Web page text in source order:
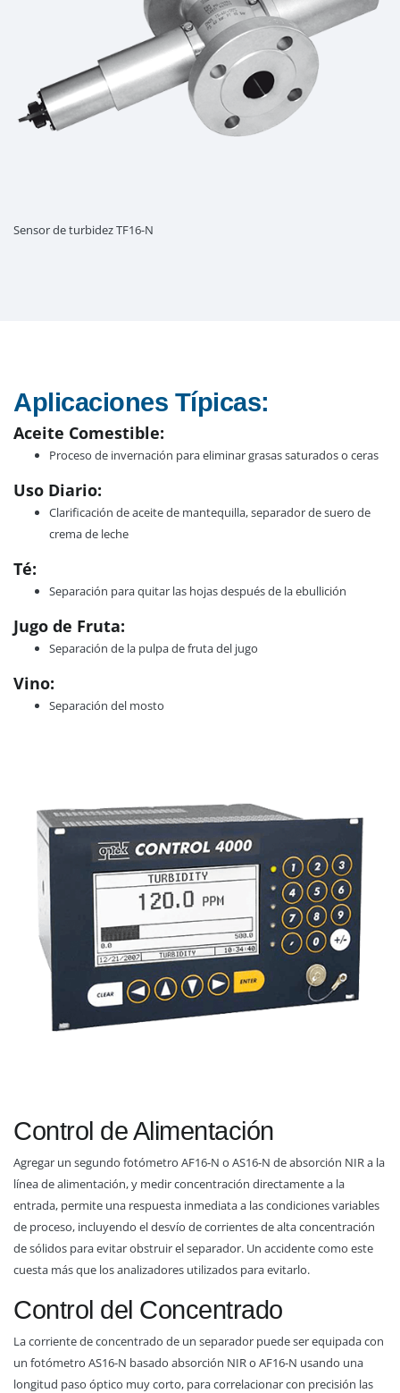
Sensor de turbidez TF16-N
Aplicaciones Típicas:
Aceite Comestible:
Proceso de invernación para eliminar grasas saturados o ceras
Uso Diario:
Clarificación de aceite de mantequilla, separador de suero de
crema de leche
Té:
Separación para quitar las hojas después de la ebullición
Jugo de Fruta:
Separación de la pulpa de fruta del jugo
Vino:
Separación del mosto
Control de Alimentación
Agregar un segundo fotómetro AF16-N o AS16-N de absorción NIR a la
línea de alimentación, y medir concentración directamente a la
entrada, permite una respuesta inmediata a las condiciones variables
de proceso, incluyendo el desvío de corrientes de alta concentración
de sólidos para evitar obstruir el separador. Un accidente como este
cuesta más que los analizadores utilizados para evitarlo.
Control del Concentrado
La corriente de concentrado de un separador puede ser equipada con
un fotómetro AS16-N basado absorción NIR o AF16-N usando una
longitud paso óptico muy corto, para correlacionar con precisión las